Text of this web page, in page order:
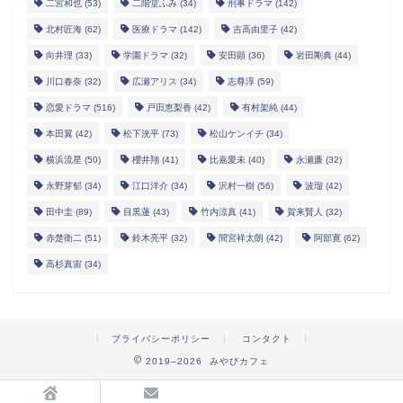
二宮和也 (53) 二階堂ふみ (34) 刑事ドラマ (142)
北村匠海 (62) 医療ドラマ (142) 吉高由里子 (42)
向井理 (33) 学園ドラマ (32) 安田顕 (36) 岩田剛典 (44)
川口春奈 (32) 広瀬アリス (34) 志尊淳 (59)
恋愛ドラマ (516) 戸田恵梨香 (42) 有村架純 (44)
本田翼 (42) 松下洸平 (73) 松山ケンイチ (34)
横浜流星 (50) 櫻井翔 (41) 比嘉愛未 (40) 永瀬廉 (32)
永野芽郁 (34) 江口洋介 (34) 沢村一樹 (56) 波瑠 (42)
田中圭 (89) 目黒蓮 (43) 竹内涼真 (41) 賀来賢人 (32)
赤楚衛二 (51) 鈴木亮平 (32) 間宮祥太朗 (42) 阿部寛 (62)
高杉真宙 (34)
プライバシーポリシー コンタクト
2019–2026 みやびカフェ